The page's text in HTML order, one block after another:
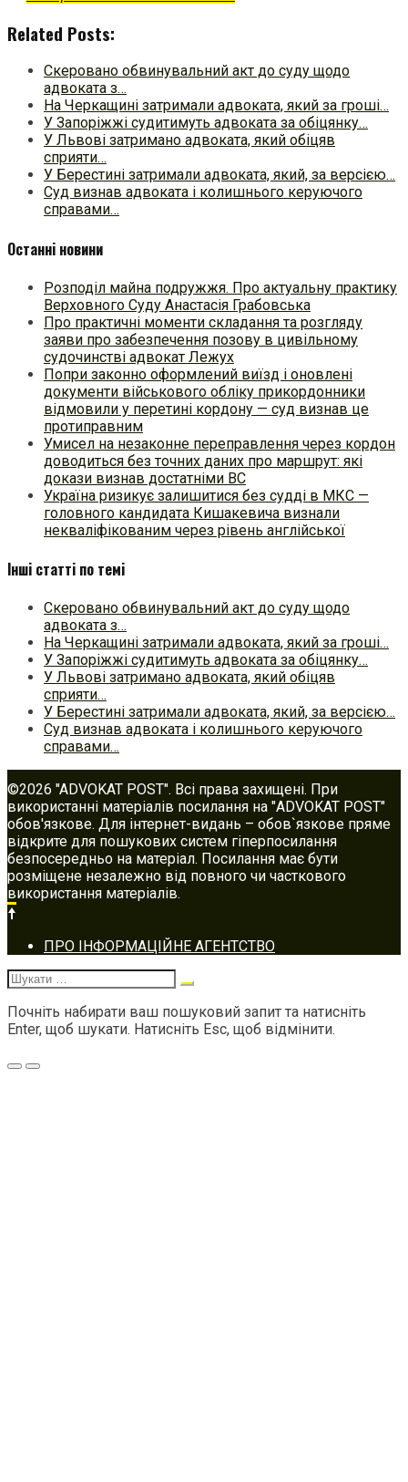
Related Posts:
Скеровано обвинувальний акт до суду щодо
адвоката з…
На Черкащині затримали адвоката, який за гроші…
У Запоріжжі судитимуть адвоката за обіцянку…
У Львові затримано адвоката, який обіцяв
сприяти…
У Берестині затримали адвоката, який, за версією…
Суд визнав адвоката і колишнього керуючого
справами…
Останні новини
Розподіл майна подружжя. Про актуальну практику
Верховного Суду Анастасія Грабовська
Про практичні моменти складання та розгляду
заяви про забезпечення позову в цивільному
судочинстві адвокат Лежух
Попри законно оформлений виїзд і оновлені
документи військового обліку прикордонники
відмовили у перетині кордону — суд визнав це
протиправним
Умисел на незаконне переправлення через кордон
доводиться без точних даних про маршрут: які
докази визнав достатніми ВС
Україна ризикує залишитися без судді в МКС —
головного кандидата Кишакевича визнали
некваліфікованим через рівень англійської
Інші статті по темі
Скеровано обвинувальний акт до суду щодо
адвоката з…
На Черкащині затримали адвоката, який за гроші…
У Запоріжжі судитимуть адвоката за обіцянку…
У Львові затримано адвоката, який обіцяв
сприяти…
У Берестині затримали адвоката, який, за версією…
Суд визнав адвоката і колишнього керуючого
справами…
©2026 "ADVOKAT POST". Всі права захищені. При
використанні матеріалів посилання на "ADVOKAT POST"
обов'язкове. Для інтернет-видань – обов`язкове пряме
відкрите для пошукових систем гіперпосилання
безпосередньо на матеріал. Посилання має бути
розміщене незалежно від повного чи часткового
використання матеріалів.
Footer
navigation
ПРО ІНФОРМАЦІЙНЕ АГЕНТСТВО
Шукати:
Почніть набирати ваш пошуковий запит та натисніть
Enter, щоб шукати. Натисніть Esc, щоб відмінити.
Меню